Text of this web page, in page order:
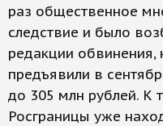
раз общественное
следствие и было
редакции обвинения,
предъявили в
до 305 млн рублей. К
Росграницы уже